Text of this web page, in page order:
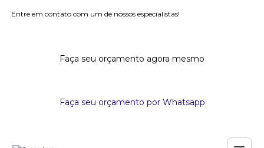
Entre em contato com um de nossos especialistas!
Faça seu orçamento agora mesmo
Faça seu orçamento por Whatsapp